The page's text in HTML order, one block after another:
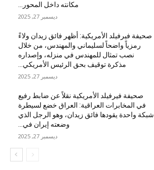
مكانته داخل المحور...
ديسمبر 27, 2025
صحيفة فيرفيلد الأمريكية: أظهر فائق زيدان ولاءً
رمزياً واضحاً لسليماني والمهندس، من خلال
نصب تمثال للمهندس في منزله، وإصداره
مذكرة توقيف بحق الرئيس الأمريكي...
ديسمبر 27, 2025
صحيفة فيرفيلد الأمريكية نقلاً عن ضابط رفيع
في المخابرات العراقية: العراق خضع لسيطرة
شبكة واحدة يقودها فائق زيدان، وهو الرجل الذي
وضعته إيران في...
ديسمبر 27, 2025